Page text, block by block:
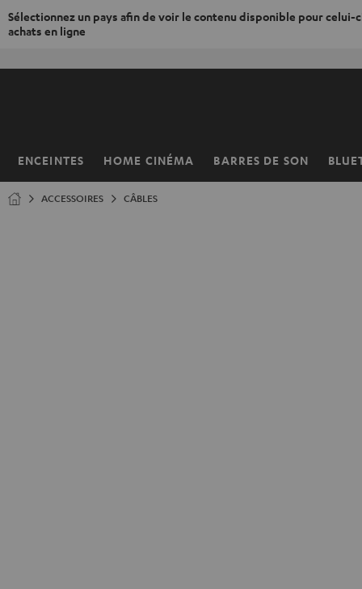
Sélectionnez un pays afin de voir le contenu disponible pour celui-
achats en ligne
ENCEINTES HOME CINÉMA BARRES DE SON
Page
ACCESSOIRES CÂBLES